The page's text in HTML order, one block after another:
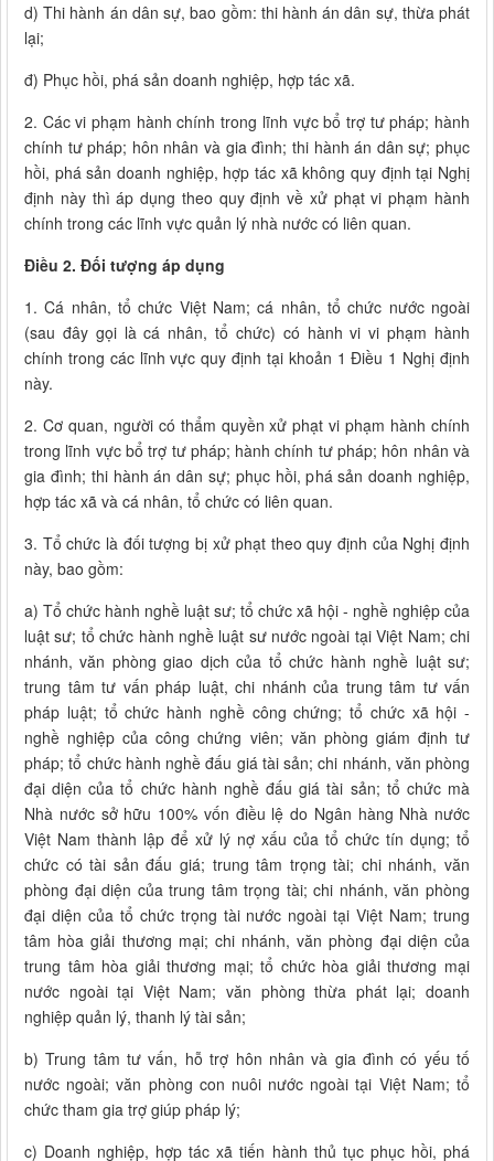
d) Thi hành án dân sự, bao gồm: thi hành án dân sự, thừa phát
lại;
đ) Phục hồi, phá sản doanh nghiệp, hợp tác xã.
2. Các vi phạm hành chính trong lĩnh vực bổ trợ tư pháp; hành
chính tư pháp; hôn nhân và gia đình; thi hành án dân sự; phục
hồi, phá sản doanh nghiệp, hợp tác xã không quy định tại Nghị
định này thì áp dụng theo quy định về xử phạt vi phạm hành
chính trong các lĩnh vực quản lý nhà nước có liên quan.
Điều 2. Đối tượng áp dụng
1. Cá nhân, tổ chức Việt Nam; cá nhân, tổ chức nước ngoài
(sau đây gọi là cá nhân, tổ chức) có hành vi vi phạm hành
chính trong các lĩnh vực quy định tại khoản 1 Điều 1 Nghị định
này.
2. Cơ quan, người có thẩm quyền xử phạt vi phạm hành chính
trong lĩnh vực bổ trợ tư pháp; hành chính tư pháp; hôn nhân và
gia đình; thi hành án dân sự; phục hồi, phá sản doanh nghiệp,
hợp tác xã và cá nhân, tổ chức có liên quan.
3. Tổ chức là đối tượng bị xử phạt theo quy định của Nghị định
này, bao gồm:
a) Tổ chức hành nghề luật sư; tổ chức xã hội - nghề nghiệp của
luật sư; tổ chức hành nghề luật sư nước ngoài tại Việt Nam; chi
nhánh, văn phòng giao dịch của tổ chức hành nghề luật sư;
trung tâm tư vấn pháp luật, chi nhánh của trung tâm tư vấn
pháp luật; tổ chức hành nghề công chứng; tổ chức xã hội -
nghề nghiệp của công chứng viên; văn phòng giám định tư
pháp; tổ chức hành nghề đấu giá tài sản; chi nhánh, văn phòng
đại diện của tổ chức hành nghề đấu giá tài sản; tổ chức mà
Nhà nước sở hữu 100% vốn điều lệ do Ngân hàng Nhà nước
Việt Nam thành lập để xử lý nợ xấu của tổ chức tín dụng; tổ
chức có tài sản đấu giá; trung tâm trọng tài; chi nhánh, văn
phòng đại diện của trung tâm trọng tài; chi nhánh, văn phòng
đại diện của tổ chức trọng tài nước ngoài tại Việt Nam; trung
tâm hòa giải thương mại; chi nhánh, văn phòng đại diện của
trung tâm hòa giải thương mại; tổ chức hòa giải thương mại
nước ngoài tại Việt Nam; văn phòng thừa phát lại; doanh
nghiệp quản lý, thanh lý tài sản;
b) Trung tâm tư vấn, hỗ trợ hôn nhân và gia đình có yếu tố
nước ngoài; văn phòng con nuôi nước ngoài tại Việt Nam; tổ
chức tham gia trợ giúp pháp lý;
c) Doanh nghiệp, hợp tác xã tiến hành thủ tục phục hồi, phá